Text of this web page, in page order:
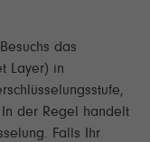
das
Layer) in
der Regel handelt
Falls Ihr